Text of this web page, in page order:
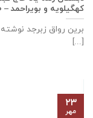
كهگيلويه و بويراحمد – ۱۰ آبان‌ماه ۱۳۹۹
برین رواق زبرجد
[...]
۲۳
مهر